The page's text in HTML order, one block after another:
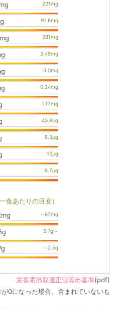
一食あたりの目安）
栄養素摂取適正値算出基準(pdf)
0になった場合、含まれていないも